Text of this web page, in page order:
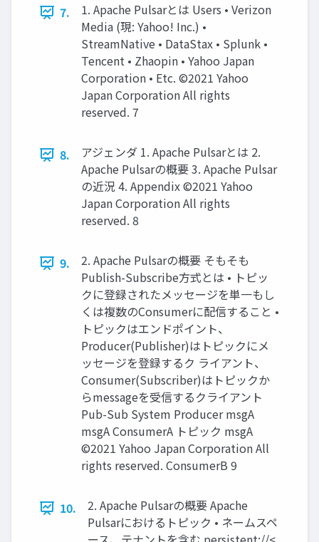
7.
1. Apache Pulsarとは Users • Verizon
Media (現: Yahoo! Inc.) •
StreamNative • DataStax • Splunk •
Tencent • Zhaopin • Yahoo Japan
Corporation • Etc. ©2021 Yahoo
Japan Corporation All rights
reserved. 7
8.
アジェンダ 1. Apache Pulsarとは 2.
Apache Pulsarの概要 3. Apache Pulsar
の近況 4. Appendix ©2021 Yahoo
Japan Corporation All rights
reserved. 8
9.
2. Apache Pulsarの概要 そもそも
Publish-Subscribe⽅式とは • トピッ
クに登録されたメッセージを単⼀もし
くは複数のConsumerに配信すること •
トピックはエンドポイント、
Producer(Publisher)はトピックにメ
ッセージを登録するク ライアント、
Consumer(Subscriber)はトピックか
らmessageを受信するクライアント
Pub-Sub System Producer msgA
msgA ConsumerA トピック msgA
©2021 Yahoo Japan Corporation All
rights reserved. ConsumerB 9
10.
2. Apache Pulsarの概要 Apache
Pulsarにおけるトピック • ネームスペ